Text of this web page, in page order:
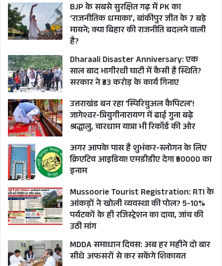
BJP के सबसे सुरक्षित गढ़ में PK का
‘राजनीतिक धमाका’, बांकीपुर जीत के 7 बड़े
मायने; क्या बिहार की राजनीति बदलने वाली
है?
Dharaali Disaster Anniversary: एक
साल बाद भागीरथी घाटी में कैसी है स्थिति?
सरकार ने ₹33 करोड़ के कार्य गिनाए
उत्तराखंड बन रहा ‘स्पिरिचुअल कैपिटल’!
जागेश्वर-त्रियुगीनारायण में ढाई गुना बढ़े
श्रद्धालु, चारधाम यात्रा भी रिकॉर्ड की ओर
अगर आपके पास है शुभंकर-स्लोगन के लिए
क्रिएटिव आइडिया! एमडीडीए देगा ₹50000 का
इनाम
Mussoorie Tourist Registration: RTI के
आंकड़ों ने खोली व्यवस्था की पोल? 5-10%
पर्यटकों के ही रजिस्ट्रेशन का दावा, जांच की
उठी मांग
MDDA समाधान दिवस: अब हर महीने दो बार
सीधे अफसरों से कर सकेंगे शिकायत